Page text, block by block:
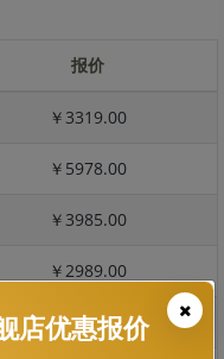
报价
￥3319.00
￥5978.00
￥3985.00
￥2989.00
￥598.00
店优惠报价